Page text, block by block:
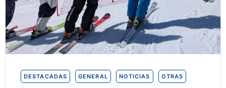
DESTACADAS GENERAL NOTICIAS OTRAS